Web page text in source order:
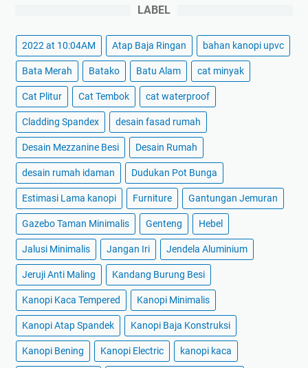
LABEL
2022 at 10:04AM Atap Baja Ringan bahan kanopi upvc
Bata Merah Batako Batu Alam cat minyak
Cat Plitur Cat Tembok cat waterproof
Cladding Spandex desain fasad rumah
Desain Mezzanine Besi Desain Rumah
desain rumah idaman Dudukan Pot Bunga
Estimasi Lama kanopi Furniture Gantungan Jemuran
Gazebo Taman Minimalis Genteng Hebel
Jalusi Minimalis Jangan Iri Jendela Aluminium
Jeruji Anti Maling Kandang Burung Besi
Kanopi Kaca Tempered Kanopi Minimalis
Kanopi Atap Spandek Kanopi Baja Konstruksi
Kanopi Bening Kanopi Electric kanopi kaca